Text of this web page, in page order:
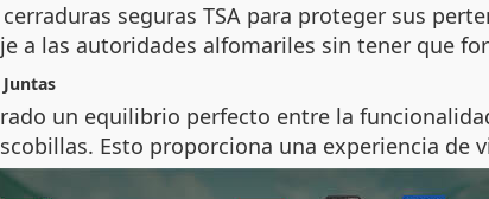
seguras TSA para proteger sus
a las autoridades alfomariles sin tener que
un equilibrio perfecto entre la
Esto proporciona una experiencia